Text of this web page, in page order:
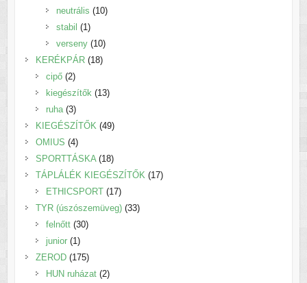
termék
neutrális 1010
stabil 1 1
termék
verseny 1010
termék
KERÉKPÁR 1818
cipő 22
termék
kiegészítők 1313
ruha 33
termék
KIEGÉSZÍTŐK 4949
OMIUS 44
termék
SPORTTÁSKA 1818
termék
TÁPLÁLÉK KIEGÉSZÍTŐK 1717
ETHICSPORT 1717
termék
TYR (úszószemüveg) 3333
felnőtt 3030
junior 1 1
termék
ZEROD 175175
termék
HUN ruházat 22